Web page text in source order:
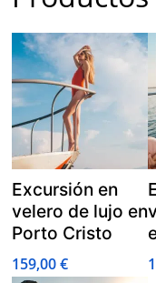
Excursión en
velero de lujo en
Porto Cristo
159,00€